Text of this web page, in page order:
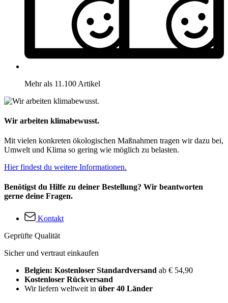
Mehr als 11.100 Artikel
Wir arbeiten klimabewusst.
Mit vielen konkreten ökologischen Maßnahmen tragen wir dazu bei,
Umwelt und Klima so gering wie möglich zu belasten.
Hier findest du weitere Informationen.
Benötigst du Hilfe zu deiner Bestellung? Wir beantworten
gerne deine Fragen.
Kontakt
Geprüfte Qualität
Sicher und vertraut einkaufen
Belgien: Kostenloser Standardversand ab € 54,90
Kostenloser Rückversand
Wir liefern weltweit in über 40 Länder